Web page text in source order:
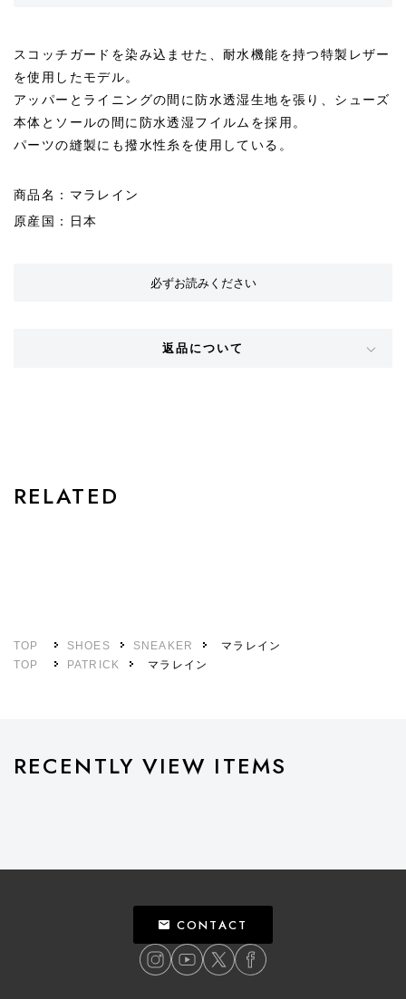
スコッチガードを染み込ませた、耐水機能を持つ特製レザー
を使用したモデル。
アッパーとライニングの間に防水透湿生地を張り、シューズ
本体とソールの間に防水透湿フイルムを採用。
パーツの縫製にも撥水性糸を使用している。
商品名：マラレイン
原産国：日本
必ずお読みください
返品について
RELATED
TOP SHOES SNEAKER
マラレイン
TOP
PATRICK マラレイン
RECENTLY VIEW ITEMS
CONTACT